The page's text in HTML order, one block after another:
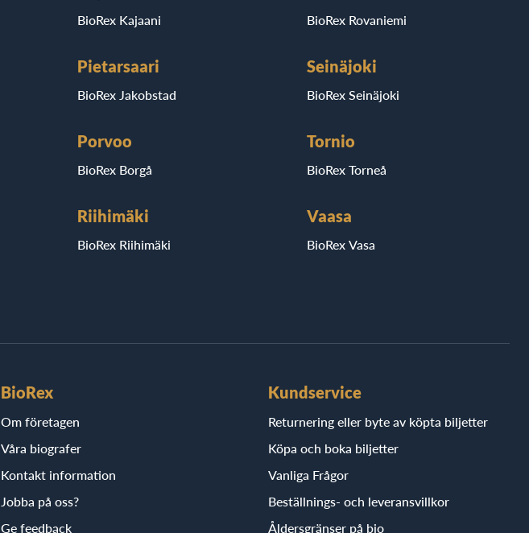
BioRex Kajaani
Pietarsaari
BioRex Jakobstad
Porvoo
BioRex Borgå
Riihimäki
BioRex Riihimäki
BioRex Rovaniemi
Seinäjoki
BioRex Seinäjoki
Tornio
BioRex Torneå
Vaasa
BioRex Vasa
BioRex
Om företagen
Våra biografer
Kontakt information
Jobba på oss?
Ge feedback
Kundservice
Returnering eller byte av köpta biljetter
Köpa och boka biljetter
Vanliga Frågor
Beställnings- och leveransvillkor
Åldersgränser på bio